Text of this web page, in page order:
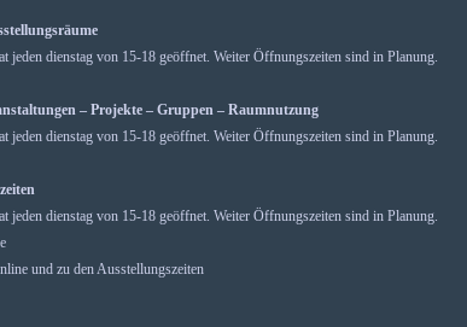
jeden dienstag von 15-18 geöffnet. Weiter Öffnungszeiten sind in Planung.
– Projekte – Gruppen – Raumnutzung
jeden dienstag von 15-18 geöffnet. Weiter Öffnungszeiten sind in Planung.
jeden dienstag von 15-18 geöffnet. Weiter Öffnungszeiten sind in Planung.
und zu den Ausstellungszeiten